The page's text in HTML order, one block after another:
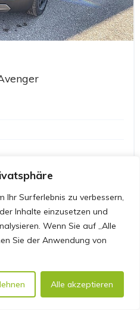
Ihr Surferlebnis zu verbessern,
Inhalte einzusetzen und
Wenn Sie auf „Alle
Sie der Anwendung von
Alle akzeptieren